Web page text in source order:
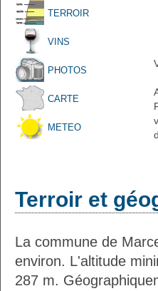
TERROIR
VINS
PHOTOS
CARTE
METEO
Terroir et
La commune de
environ. L'altitude
287 m.